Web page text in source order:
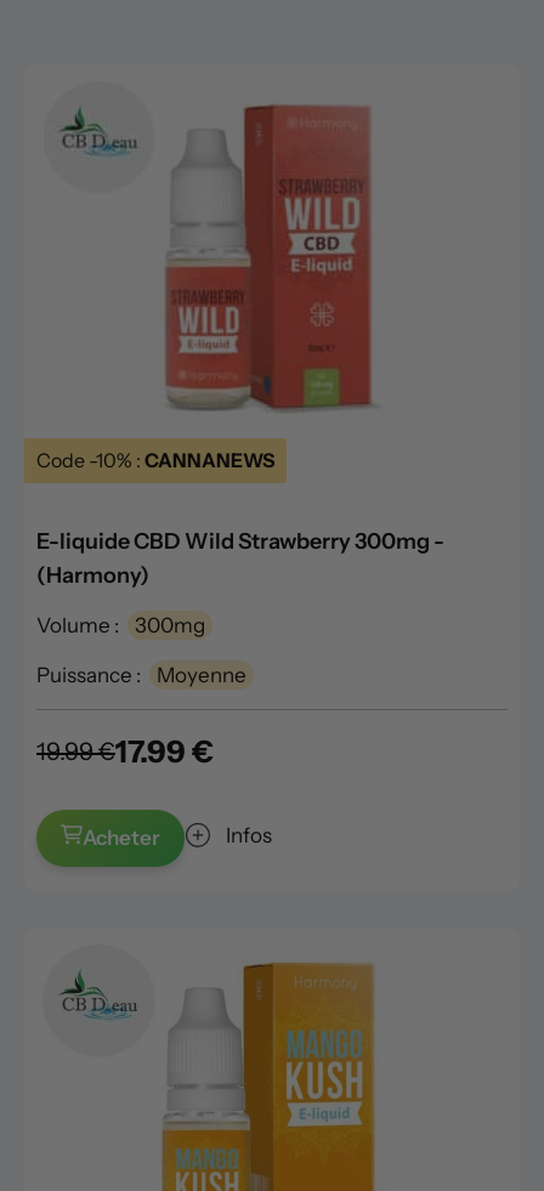
Code -10% : CANNANEWS
E-liquide CBD Wild Strawberry 300mg -
(Harmony)
Volume : 300mg
Puissance : Moyenne
19.99 €17.99 €
Acheter Infos